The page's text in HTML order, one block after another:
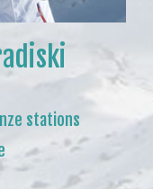
stations